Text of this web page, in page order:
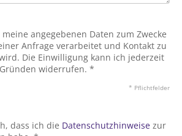
angegebenen Daten zum Zwecke
Anfrage verarbeitet und Kontakt zu
Die Einwilligung kann ich jederzeit
widerrufen. *
* Pflichtfelder
dass ich die Datenschutzhinweise zur